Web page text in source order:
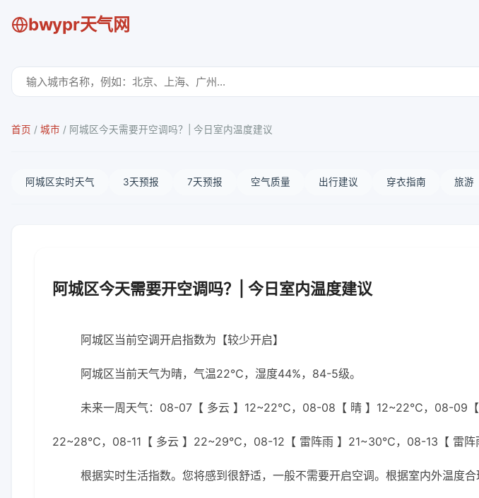
bwypr天气网
首页 / 城市 / 阿城区今天需要开空调吗？| 今日室内温度建议
阿城区实时天气 3天预报 7天预报 空气质量 出行建议 穿衣指南 旅游
阿城区今天需要开空调吗？| 今日室内温度建议
阿城区当前空调开启指数为【较少开启】
阿城区当前天气为晴，气温22℃，湿度44%，84-5级。
未来一周天气：08-07【 多云 】12~22℃，08-08【 晴 】12~22℃，08-09
22~28℃，08-11【 多云 】22~29℃，08-12【 雷阵雨 】21~30℃，08-13【 雷阵
根据实时生活指数。您将感到很舒适，一般不需要开启空调。根据室内外温度合